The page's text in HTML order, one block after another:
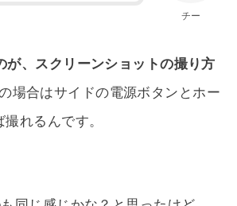
チー
が、スクリーンショットの撮り方
場合はサイドの電源ボタンとホー
れるんです。